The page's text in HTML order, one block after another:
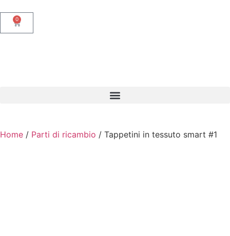
0
Home / Parti di ricambio / Tappetini in tessuto smart #1